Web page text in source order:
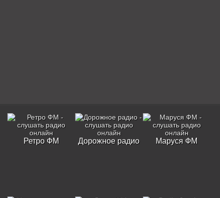
Ретро ФМ Дорожное радио Маруся ФМ